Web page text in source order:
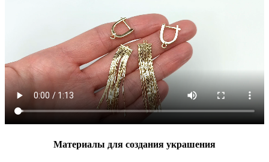
Материалы для создания украшения